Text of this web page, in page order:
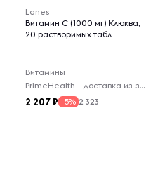
Lanes
Витамин C (1000 мг) Клюква,
20 растворимых табл
Витамины
PrimeHealth - доставка из-за рубежа
2 207 -5% 2 323